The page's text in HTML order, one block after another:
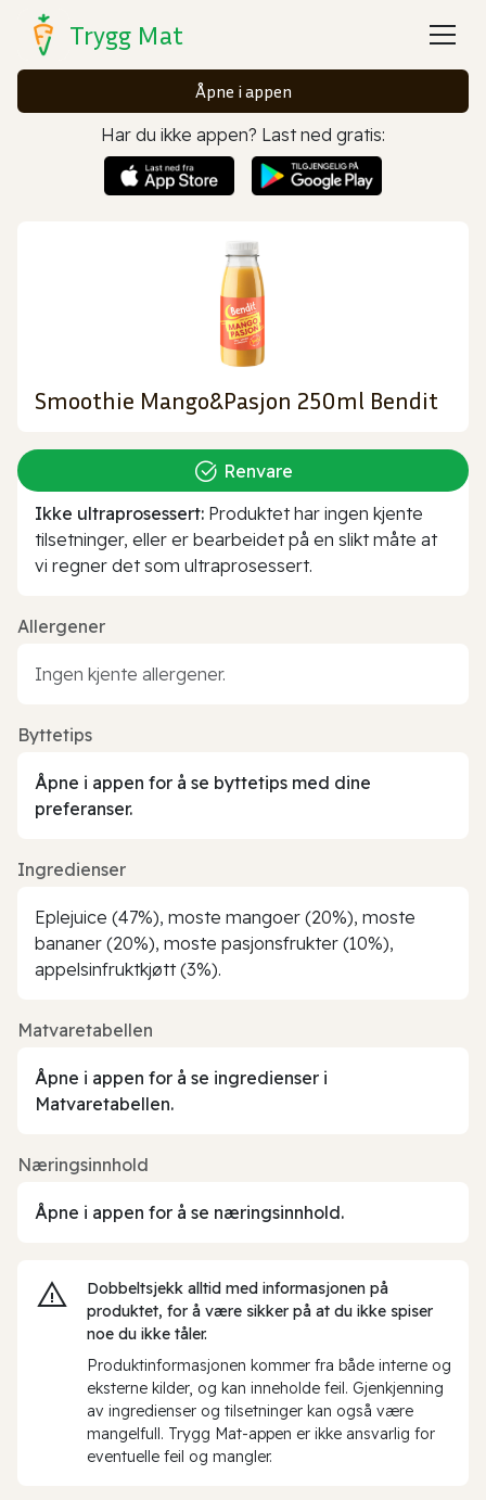
Trygg Mat
Åpne i appen
Har du ikke appen? Last ned gratis:
Smoothie Mango&Pasjon 250ml Bendit
Renvare
Ikke ultraprosessert: Produktet har ingen kjente
tilsetninger, eller er bearbeidet på en slikt måte at
vi regner det som ultraprosessert.
Allergener
Ingen kjente allergener.
Byttetips
Åpne i appen for å se byttetips med dine
preferanser.
Ingredienser
Eplejuice (47%), moste mangoer (20%), moste
bananer (20%), moste pasjonsfrukter (10%),
appelsinfruktkjøtt (3%).
Matvaretabellen
Åpne i appen for å se ingredienser i
Matvaretabellen.
Næringsinnhold
Åpne i appen for å se næringsinnhold.
Dobbeltsjekk alltid med informasjonen på
produktet, for å være sikker på at du ikke spiser
noe du ikke tåler.
Produktinformasjonen kommer fra både interne og
eksterne kilder, og kan inneholde feil. Gjenkjenning
av ingredienser og tilsetninger kan også være
mangelfull. Trygg Mat-appen er ikke ansvarlig for
eventuelle feil og mangler.